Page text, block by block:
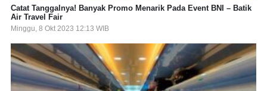
Catat Tanggalnya! Banyak Promo Menarik Pada Event BNI – Batik
Air Travel Fair
Minggu, 8 Okt 2023 12:13 WIB